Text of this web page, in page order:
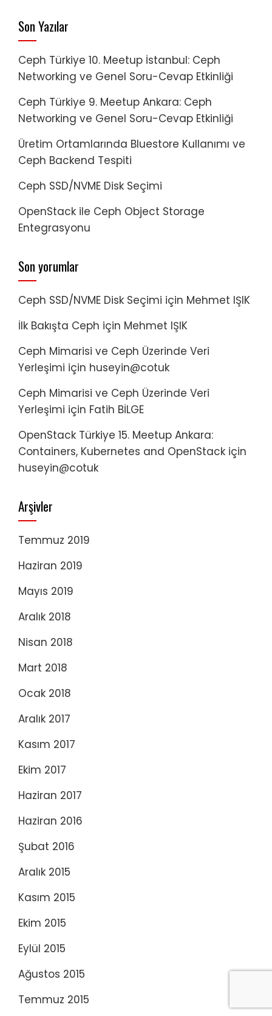
Son Yazılar
Ceph Türkiye 10. Meetup İstanbul: Ceph
Networking ve Genel Soru-Cevap Etkinliği
Ceph Türkiye 9. Meetup Ankara: Ceph
Networking ve Genel Soru-Cevap Etkinliği
Üretim Ortamlarında Bluestore Kullanımı ve
Ceph Backend Tespiti
Ceph SSD/NVME Disk Seçimi
OpenStack ile Ceph Object Storage
Entegrasyonu
Son yorumlar
Ceph SSD/NVME Disk Seçimi için Mehmet IŞIK
İlk Bakışta Ceph için Mehmet IŞIK
Ceph Mimarisi ve Ceph Üzerinde Veri
Yerleşimi için huseyin@cotuk
Ceph Mimarisi ve Ceph Üzerinde Veri
Yerleşimi için Fatih BİLGE
OpenStack Türkiye 15. Meetup Ankara:
Containers, Kubernetes and OpenStack için
huseyin@cotuk
Arşivler
Temmuz 2019
Haziran 2019
Mayıs 2019
Aralık 2018
Nisan 2018
Mart 2018
Ocak 2018
Aralık 2017
Kasım 2017
Ekim 2017
Haziran 2017
Haziran 2016
Şubat 2016
Aralık 2015
Kasım 2015
Ekim 2015
Eylül 2015
Ağustos 2015
Temmuz 2015